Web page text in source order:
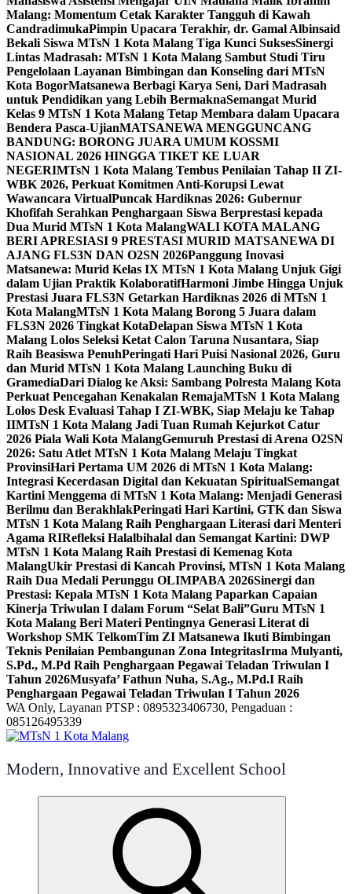
Malang: Momentum Cetak Karakter Tangguh di Kawah
CandradimukaPimpin Upacara Terakhir, dr. Gamal Albinsaid
Bekali Siswa MTsN 1 Kota Malang Tiga Kunci SuksesSinergi
Lintas Madrasah: MTsN 1 Kota Malang Sambut Studi Tiru
Pengelolaan Layanan Bimbingan dan Konseling dari MTsN
Kota BogorMatsanewa Berbagi Karya Seni, Dari Madrasah
untuk Pendidikan yang Lebih BermaknaSemangat Murid
Kelas 9 MTsN 1 Kota Malang Tetap Membara dalam Upacara
Bendera Pasca-UjianMATSANEWA MENGGUNCANG
BANDUNG: BORONG JUARA UMUM KOSSMI
NASIONAL 2026 HINGGA TIKET KE LUAR
NEGERIMTsN 1 Kota Malang Tembus Penilaian Tahap II ZI-
WBK 2026, Perkuat Komitmen Anti-Korupsi Lewat
Wawancara VirtualPuncak Hardiknas 2026: Gubernur
Khofifah Serahkan Penghargaan Siswa Berprestasi kepada
Dua Murid MTsN 1 Kota MalangWALI KOTA MALANG
BERI APRESIASI 9 PRESTASI MURID MATSANEWA DI
AJANG FLS3N DAN O2SN 2026Panggung Inovasi
Matsanewa: Murid Kelas IX MTsN 1 Kota Malang Unjuk Gigi
dalam Ujian Praktik KolaboratifHarmoni Jimbe Hingga Unjuk
Prestasi Juara FLS3N Getarkan Hardiknas 2026 di MTsN 1
Kota MalangMTsN 1 Kota Malang Borong 5 Juara dalam
FLS3N 2026 Tingkat KotaDelapan Siswa MTsN 1 Kota
Malang Lolos Seleksi Ketat Calon Taruna Nusantara, Siap
Raih Beasiswa PenuhPeringati Hari Puisi Nasional 2026, Guru
dan Murid MTsN 1 Kota Malang Launching Buku di
GramediaDari Dialog ke Aksi: Sambang Polresta Malang Kota
Perkuat Pencegahan Kenakalan RemajaMTsN 1 Kota Malang
Lolos Desk Evaluasi Tahap I ZI-WBK, Siap Melaju ke Tahap
IIMTsN 1 Kota Malang Jadi Tuan Rumah Kejurkot Catur
2026 Piala Wali Kota MalangGemuruh Prestasi di Arena O2SN
2026: Satu Atlet MTsN 1 Kota Malang Melaju Tingkat
ProvinsiHari Pertama UM 2026 di MTsN 1 Kota Malang:
Integrasi Kecerdasan Digital dan Kekuatan SpiritualSemangat
Kartini Menggema di MTsN 1 Kota Malang: Menjadi Generasi
Berilmu dan BerakhlakPeringati Hari Kartini, GTK dan Siswa
MTsN 1 Kota Malang Raih Penghargaan Literasi dari Menteri
Agama RIRefleksi Halalbihalal dan Semangat Kartini: DWP
MTsN 1 Kota Malang Raih Prestasi di Kemenag Kota
MalangUkir Prestasi di Kancah Provinsi, MTsN 1 Kota Malang
Raih Dua Medali Perunggu OLIMPABA 2026Sinergi dan
Prestasi: Kepala MTsN 1 Kota Malang Paparkan Capaian
Kinerja Triwulan I dalam Forum “Selat Bali”Guru MTsN 1
Kota Malang Beri Materi Pentingnya Generasi Literat di
Workshop SMK TelkomTim ZI Matsanewa Ikuti Bimbingan
Teknis Penilaian Pembangunan Zona IntegritasIrma Mulyanti,
S.Pd., M.Pd Raih Penghargaan Pegawai Teladan Triwulan I
Tahun 2026Musyafa’ Fathun Nuha, S.Ag., M.Pd.I Raih
Penghargaan Pegawai Teladan Triwulan I Tahun 2026
WA Only, Layanan PTSP : 0895323406730, Pengaduan :
085126495339
Modern, Innovative and Excellent School